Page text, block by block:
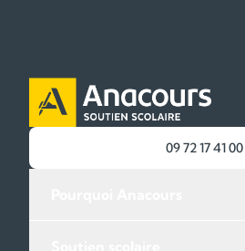
09 72 17 41 00